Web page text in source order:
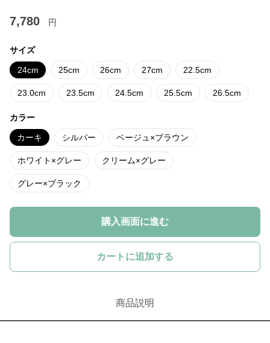
7,780 円
サイズ
24cm 25cm 26cm 27cm 22.5cm
23.0cm 23.5cm 24.5cm 25.5cm 26.5cm
カラー
カーキ シルバー ベージュ×ブラウン
ホワイト×グレー クリーム×グレー
グレー×ブラック
購入画面に進む
カートに追加する
商品説明